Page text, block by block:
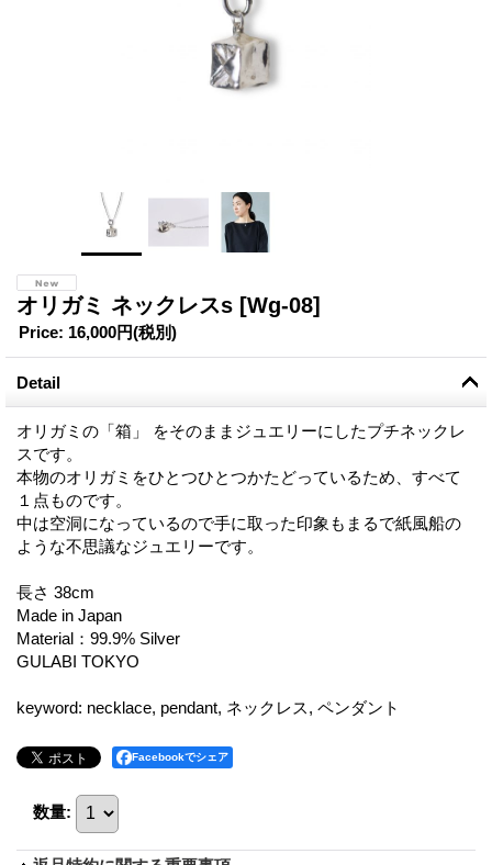
オリガミ ネックレスs [Wg-08]
Price: 16,000円(税別)
Detail
オリガミの「箱」 をそのままジュエリーにしたプチネックレ
スです。
本物のオリガミをひとつひとつかたどっているため、すべて
１点ものです。
中は空洞になっているので手に取った印象もまるで紙風船の
ような不思議なジュエリーです。
長さ 38cm
Made in Japan
Material：99.9% Silver
GULABI TOKYO
keyword: necklace, pendant, ネックレス, ペンダント
Facebookでシェア
数量: